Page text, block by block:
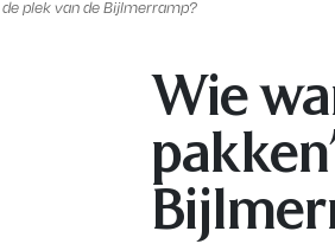
de plek van de Bijlmerramp?
Wie